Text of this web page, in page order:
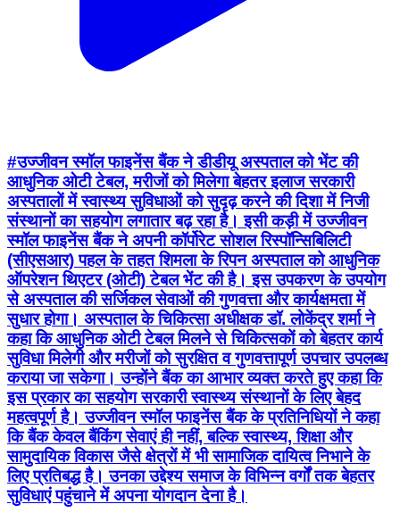
#उज्जीवन स्मॉल फाइनेंस बैंक ने डीडीयू अस्पताल को भेंट की
आधुनिक ओटी टेबल, मरीजों को मिलेगा बेहतर इलाज सरकारी
अस्पतालों में स्वास्थ्य सुविधाओं को सुदृढ़ करने की दिशा में निजी
संस्थानों का सहयोग लगातार बढ़ रहा है। इसी कड़ी में उज्जीवन
स्मॉल फाइनेंस बैंक ने अपनी कॉर्पोरेट सोशल रिस्पॉन्सिबिलिटी
(सीएसआर) पहल के तहत शिमला के रिपन अस्पताल को आधुनिक
ऑपरेशन थिएटर (ओटी) टेबल भेंट की है। इस उपकरण के उपयोग
से अस्पताल की सर्जिकल सेवाओं की गुणवत्ता और कार्यक्षमता में
सुधार होगा। अस्पताल के चिकित्सा अधीक्षक डॉ. लोकेंद्र शर्मा ने
कहा कि आधुनिक ओटी टेबल मिलने से चिकित्सकों को बेहतर कार्य
सुविधा मिलेगी और मरीजों को सुरक्षित व गुणवत्तापूर्ण उपचार उपलब्ध
कराया जा सकेगा। उन्होंने बैंक का आभार व्यक्त करते हुए कहा कि
इस प्रकार का सहयोग सरकारी स्वास्थ्य संस्थानों के लिए बेहद
महत्वपूर्ण है। उज्जीवन स्मॉल फाइनेंस बैंक के प्रतिनिधियों ने कहा
कि बैंक केवल बैंकिंग सेवाएं ही नहीं, बल्कि स्वास्थ्य, शिक्षा और
सामुदायिक विकास जैसे क्षेत्रों में भी सामाजिक दायित्व निभाने के
लिए प्रतिबद्ध है। उनका उद्देश्य समाज के विभिन्न वर्गों तक बेहतर
सुविधाएं पहुंचाने में अपना योगदान देना है।